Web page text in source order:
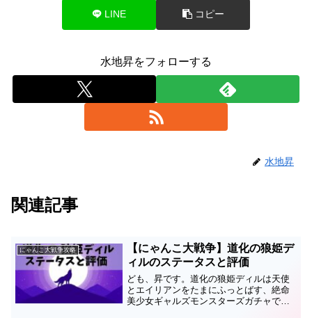
LINE コピー
水地昇をフォローする
水地昇
関連記事
にゃんこ大戦争攻略
【にゃんこ大戦争】道化の狼姫デ
ィルのステータスと評価
ども、昇です。道化の狼姫ディルは天使
とエイリアンをたまにふっとばす、絶命
美少女ギャルズモンスターズガチャで引